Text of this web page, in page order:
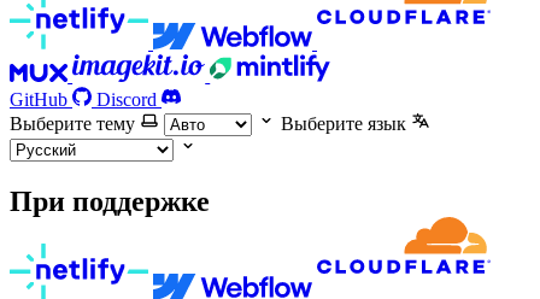
GitHub
Discord
Выберите тему
Выберите язык
При поддержке